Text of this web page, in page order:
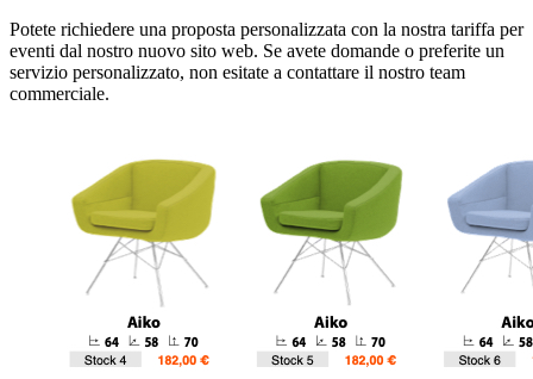
Potete richiedere una proposta personalizzata con la nostra tariffa per
eventi dal nostro nuovo sito web. Se avete domande o preferite un
servizio personalizzato, non esitate a contattare il nostro team
commerciale.